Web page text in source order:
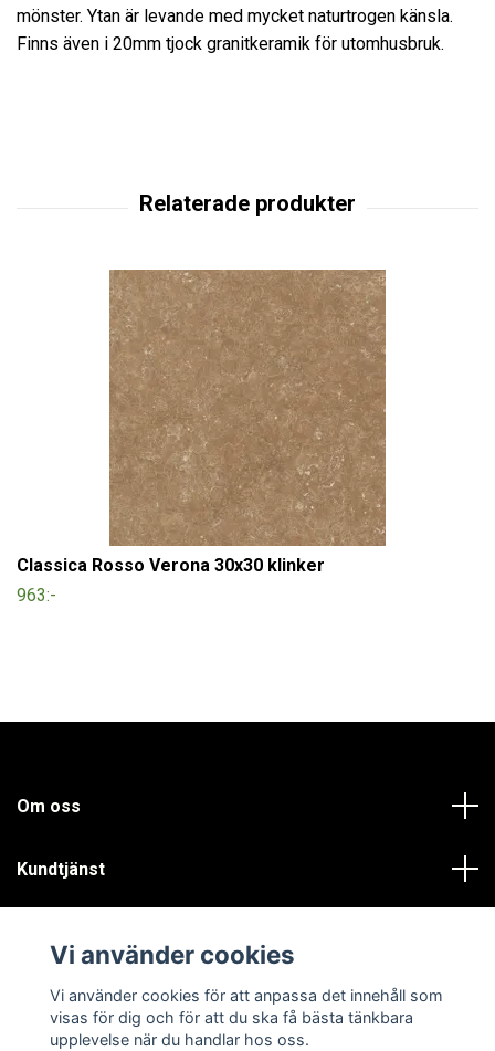
mönster. Ytan är levande med mycket naturtrogen känsla.
Finns även i 20mm tjock granitkeramik för utomhusbruk.
Classica Rosso Verona 30x30 klinker
963:-
Om oss
Kundtjänst
Sociala medier
Vi använder cookies
Vi använder cookies för att anpassa det innehåll som
visas för dig och för att du ska få bästa tänkbara
upplevelse när du handlar hos oss.